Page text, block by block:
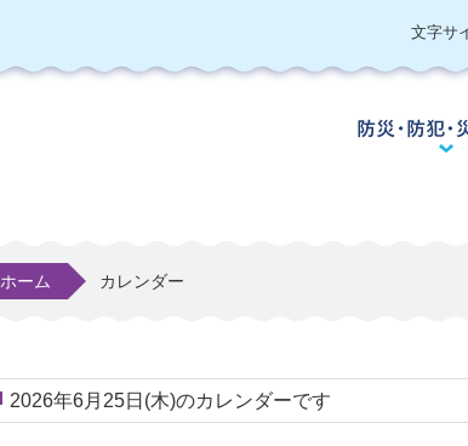
文字サ
ホーム カレンダー
2026年6月25日(木)のカレンダーです